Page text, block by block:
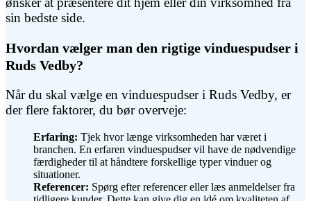
sin bedste side.
Hvordan vælger man den rigtige vinduespudser i
Ruds Vedby?
Når du skal vælge en vinduespudser i Ruds Vedby, er
der flere faktorer, du bør overveje:
Erfaring: Tjek hvor længe virksomheden har været i
branchen. En erfaren vinduespudser vil have de nødvendige
færdigheder til at håndtere forskellige typer vinduer og
situationer.
Referencer: Spørg efter referencer eller læs anmeldelser fra